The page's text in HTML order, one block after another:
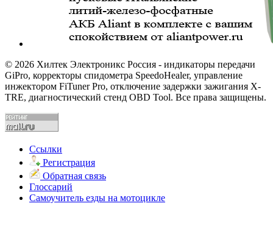
© 2026 Хилтек Электроникс Россия - индикаторы передачи
GiPro, корректоры спидометра SpeedoHealer, управление
инжектором FiTuner Pro, отключение задержки зажигания X-
TRE, диагностический стенд OBD Tool. Все права защищены.
Ссылки
Регистрация
Обратная связь
Глоссарий
Самоучитель езды на мотоцикле